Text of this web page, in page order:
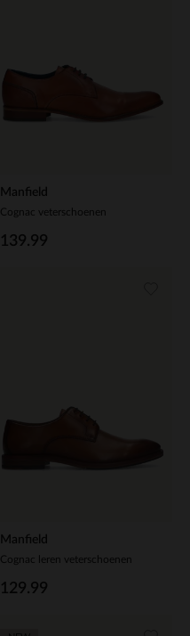
Manfield
Cognac veterschoenen
139.99
Manfield
Cognac leren veterschoenen
129.99